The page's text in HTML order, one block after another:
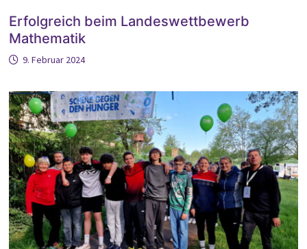
Erfolgreich beim Landeswettbewerb
Mathematik
9. Februar 2024